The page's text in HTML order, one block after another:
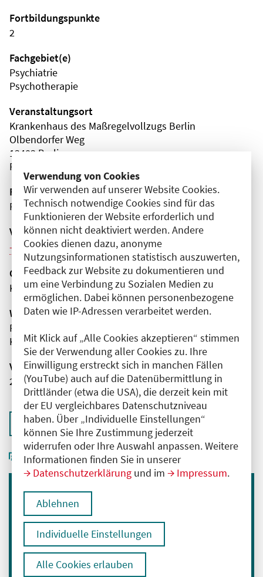
Verwendung von Cookies
Wir verwenden auf unserer Website Cookies.
Technisch notwendige Cookies sind für das
Funktionieren der Website erforderlich und
können nicht deaktiviert werden. Andere
Cookies dienen dazu, anonyme
Nutzungsinformationen statistisch auszuwerten,
Feedback zur Website zu dokumentieren und
um eine Verbindung zu Sozialen Medien zu
ermöglichen. Dabei können personenbezogene
Daten wie IP-Adressen verarbeitet werden.
Mit Klick auf „Alle Cookies akzeptieren“ stimmen
Sie der Verwendung aller Cookies zu. Ihre
Einwilligung erstreckt sich in manchen Fällen
(YouTube) auch auf die Datenübermittlung in
Drittländer (etwa die USA), die derzeit kein mit
der EU vergleichbares Datenschutzniveau
haben. Über „Individuelle Einstellungen“
können Sie Ihre Zustimmung jederzeit
widerrufen oder Ihre Auswahl anpassen. Weitere
Informationen finden Sie in unserer
Datenschutzerklärung und im Impressum.
Ablehnen
Individuelle Einstellungen
Alle Cookies erlauben
Fortbildungspunkte
2
Fachgebiet(e)
Psychiatrie
Psychotherapie
Veranstaltungsort
Krankenhaus des Maßregelvollzugs Berlin
Olbendorfer Weg
13403 Berlin
Reinickendorf
Fortbildungsformat
Präsenz
Veranstaltungsreihe
Weitere Veranstaltungen dieser Reihe (6)
Organisator(en)
Krankenhaus des Maßregelvollzugs Berlin
Wissenschaftliche Leitung
Frau Dr. med. Julia Krebs
Krankenhaus des Maßregelvollzugs Berlin
Veranstaltungsnummer
2761102026040410042
Zurück zur Übersicht
Immer informiert bleiben
Melden Sie sich für unseren Newsletter an: